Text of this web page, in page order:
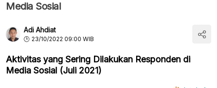
Media Sosial
Adi Ahdiat
23/10/2022 09:00 WIB
Aktivitas yang Sering Dilakukan Responden di
Media Sosial (Juli 2021)